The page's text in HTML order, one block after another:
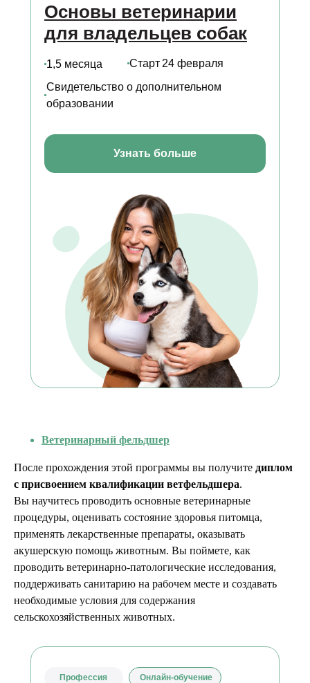
Основы ветеринарии
для владельцев собак
Свидетельство о дополнительном
образовании
Старт 24 февраля
1,5 месяца
Узнать больше
Ветеринарный фельдшер
После прохождения этой программы вы получите диплом
с присвоением квалификации ветфельдшера.
Вы научитесь проводить основные ветеринарные
процедуры, оценивать состояние здоровья питомца,
применять лекарственные препараты, оказывать
акушерскую помощь животным. Вы поймете, как
проводить ветеринарно-патологические исследования,
поддерживать санитарию на рабочем месте и создавать
необходимые условия для содержания
сельскохозяйственных животных.
Профессия Онлайн-обучение